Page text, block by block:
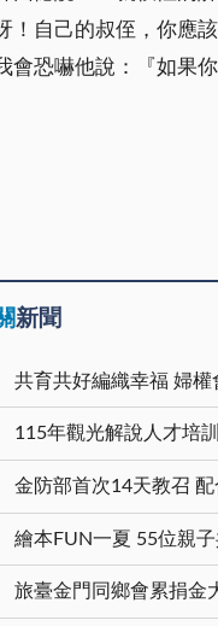
！自己的叔侄，你應
會恐嚇他說：『如果
新聞
共育共好編織幸福 婦
115年觀光解說人才培
金防部首次14天教召
繪本FUN一夏 55位親
旅臺金門同鄉會累捐金